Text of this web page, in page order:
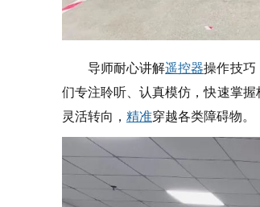
导师耐心讲解遥控器操作技巧
们专注聆听、认真模仿，快速掌
灵活转向， 精准穿越各类障碍物。